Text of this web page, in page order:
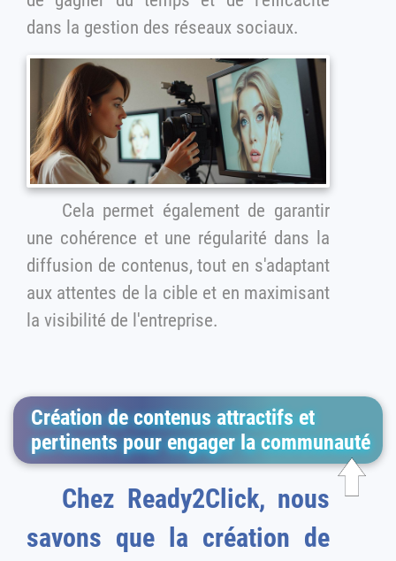
dans la gestion des réseaux sociaux.
Cela permet également de garantir
une cohérence et une régularité dans la
diffusion de contenus, tout en s'adaptant
aux attentes de la cible et en maximisant
la visibilité de l'entreprise.
Création de contenus attractifs et
pertinents pour engager la communauté
Chez Ready2Click, nous
savons que la création de